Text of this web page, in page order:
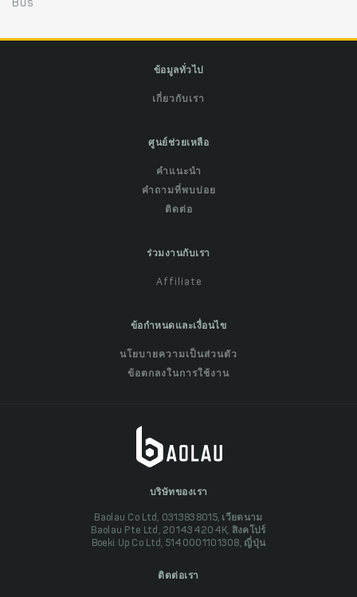
Bus
ข้อมูลทั่วไป
เกี่ยวกับเรา
ศูนย์ช่วยเหลือ
คำแนะนำ
คำถามที่พบบ่อย
ติดต่อ
ร่วมงานกับเรา
Affiliate
ข้อกำหนดและเงื่อนไข
นโยบายความเป็นส่วนตัว
ข้อตกลงในการใช้งาน
บริษัทของเรา
Baolau Co Ltd, 0313838015, เวียดนาม
Baolau Pte Ltd, 201434204K, สิงคโปร์
Boeki Up Co Ltd, 5140001101308, ญี่ปุ่น
ติดต่อเรา